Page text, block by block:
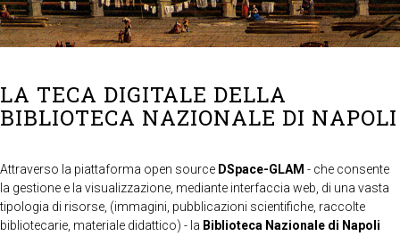
LA TECA DIGITALE DELLA
BIBLIOTECA NAZIONALE DI NAPOLI
Attraverso la piattaforma open source DSpace-GLAM - che consente
la gestione e la visualizzazione, mediante interfaccia web, di una vasta
tipologia di risorse, (immagini, pubblicazioni scientifiche, raccolte
bibliotecarie, materiale didattico) - la Biblioteca Nazionale di Napoli